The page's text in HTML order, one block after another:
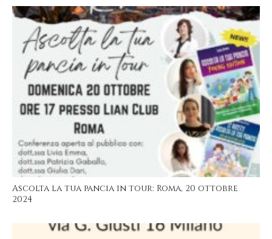
Ascolta la tua pancia in tour: Roma, 20 ottobre
2024